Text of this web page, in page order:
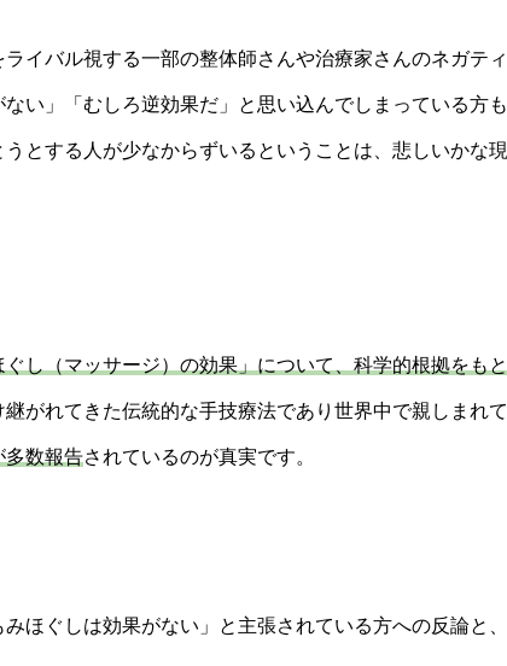
イバル視する一部の整体師さんや治療家さんのネガティ
い」「むしろ逆効果だ」と思い込んでしまっている方も
とする人が少なからずいるということは、悲しいかな現
ぐし（マッサージ）の効果」について、科学的根拠をもと
がれてきた伝統的な手技療法であり世界中で親しまれて
多数報告されているのが真実です。
ほぐしは効果がない」と主張されている方への反論と、